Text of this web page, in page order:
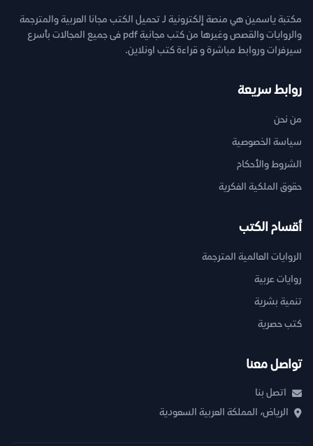
مكتبة ياسمين هي منصة إلكترونية لـ تحميل الكتب مجانا العربية والمترجمة
والروايات والقصص وغيرها من كتب مجانية pdf فى جميع المجالات بأسرع
سيرفرات وروابط مباشرة و قراءة كتب اونلاين.
روابط سريعة
من نحن
سياسة الخصوصية
الشروط والأحكام
حقوق الملكية الفكرية
أقسام الكتب
الروايات العالمية المترجمة
روايات عربية
تنمية بشرية
كتب حصرية
تواصل معنا
اتصل بنا
الرياض، المملكة العربية السعودية